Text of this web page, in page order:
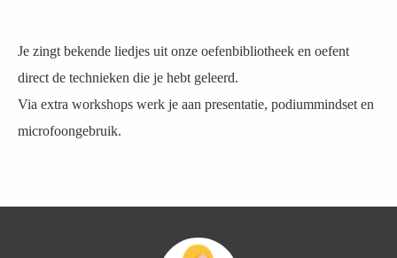
Je zingt bekende liedjes uit onze oefenbibliotheek en oefent
direct de technieken die je hebt geleerd.
Via extra workshops werk je aan presentatie, podiummindset en
microfoongebruik.